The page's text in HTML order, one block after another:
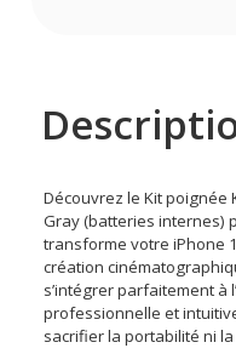
Découvrez le Kit poignée
Gray (batteries internes)
transforme votre iPhone
création
s’intégrer parfaitement à
professionnelle et
sacrifier la portabilité ni